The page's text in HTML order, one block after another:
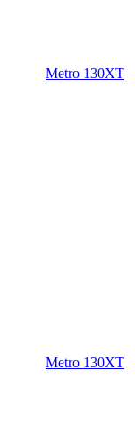
Metro 130XT
Metro 130XT